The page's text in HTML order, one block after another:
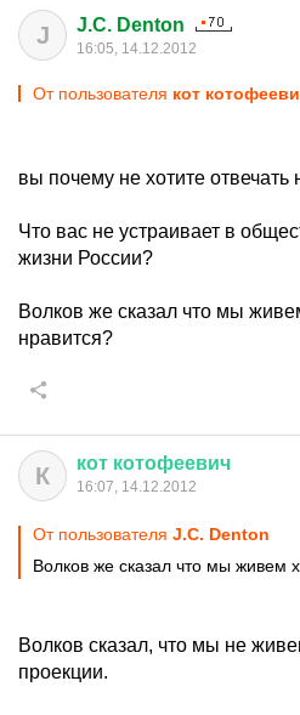
J J.C. Denton
16:05, 14.12.2012
От пользователя кот
вы почему не хотите
Что вас не устраивает в
жизни России?
Волков же сказал что мы
нравится?
К кот котофеевич
16:07, 14.12.2012
От пользователя J.C. Denton
Волков же сказал что мы живем
Волков сказал, что мы не
проекции.